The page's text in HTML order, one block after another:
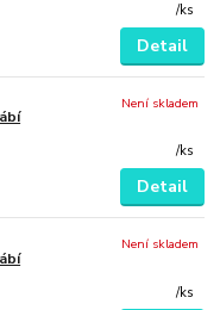
/ks
Detail
/ks
Není skladem
Detail
/ks
Není skladem